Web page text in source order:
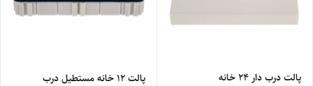
پالت درب دار 24 خانه
پالت 12 خانه مستطیل درب